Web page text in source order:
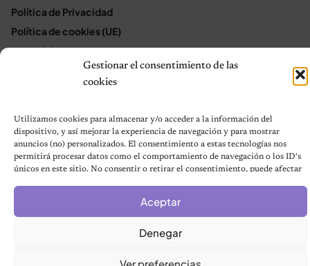
Gestionar el consentimiento de las
cookies
Utilizamos cookies para almacenar y/o acceder a la información del
dispositivo, y así mejorar la experiencia de navegación y para mostrar
anuncios (no) personalizados. El consentimiento a estas tecnologías nos
permitirá procesar datos como el comportamiento de navegación o los ID's
únicos en este sitio. No consentir o retirar el consentimiento, puede afectar
Aceptar
Denegar
Ver preferencias
Política de Privacidad
Política de cookies (UE)
Mapa del sitio
Terms and Conditions
© 2026 Notas de Mascotas
Política de privacidad